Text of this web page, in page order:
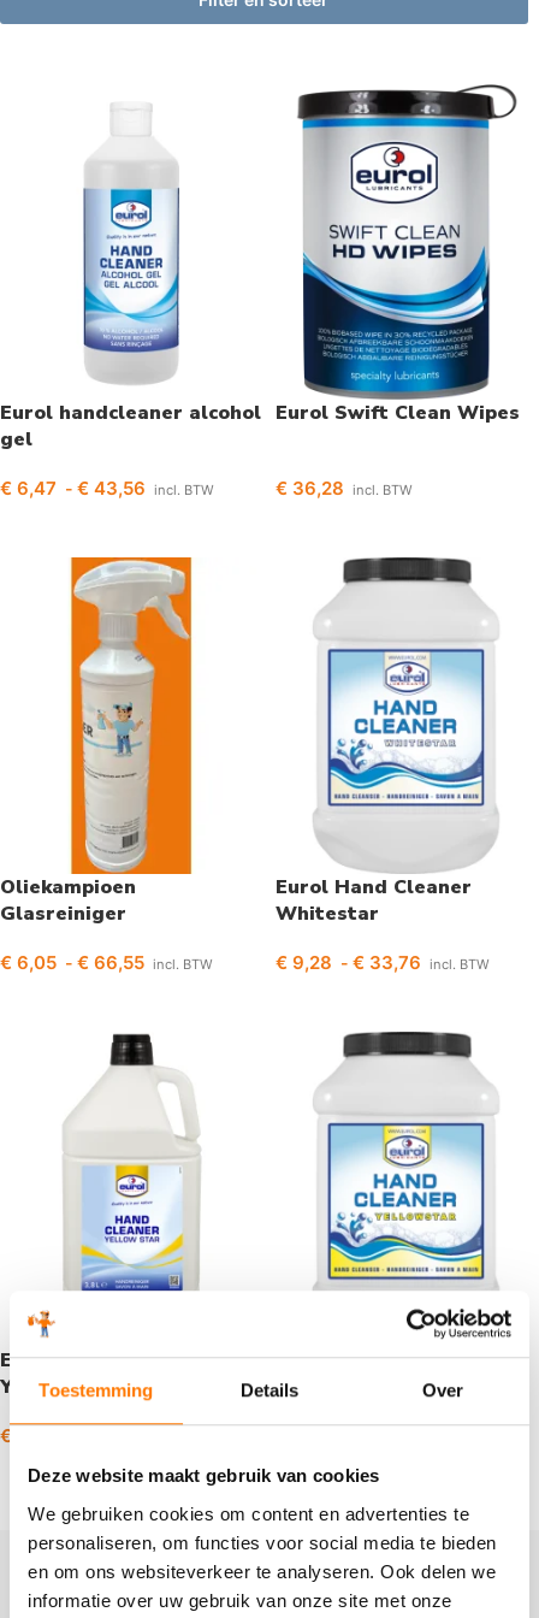
Toestemming Details Over
Deze website maakt gebruik van cookies
We gebruiken cookies om content en advertenties te
personaliseren, om functies voor social media te bieden
en om ons websiteverkeer te analyseren. Ook delen we
informatie over uw gebruik van onze site met onze
Eurol handcleaner alcohol
gel
€ 6,47 - € 43,56 incl. BTW
Eurol Swift Clean Wipes
€ 36,28 incl. BTW
Oliekampioen
Glasreiniger
€ 6,05 - € 66,55 incl. BTW
Eurol Hand Cleaner
Whitestar
€ 9,28 - € 33,76 incl. BTW
Eurol Hand Cleaner
Yellow Star Refill
€
Toevoegen aan winkelwagen
Eurol Hand Cleaner
Yellowstar
Opties selecteren
Handreinigers